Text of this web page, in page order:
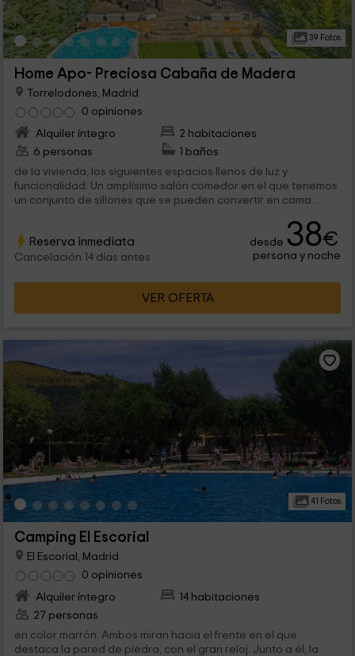
39 Fotos
Home Apo- Preciosa Cabaña de Madera
Torrelodones, Madrid
0 opiniones
Alquiler íntegro
2 habitaciones
6 personas
1 baños
de la vivienda, los siguientes espacios llenos de luz y
funcionalidad: Un amplísimo salón comedor en el que tenemos
un conjunto de sillones que se pueden convertir en cama
Reserva inmediata
Cancelación 14 días antes
desde 38€
persona y noche
VER OFERTA
41 Fotos
Camping El Escorial
El Escorial, Madrid
0 opiniones
Alquiler íntegro
14 habitaciones
27 personas
en color marrón. Ambos miran hacia el frente en el que
destaca la pared de piedra, con el gran reloj. Junto a él, la